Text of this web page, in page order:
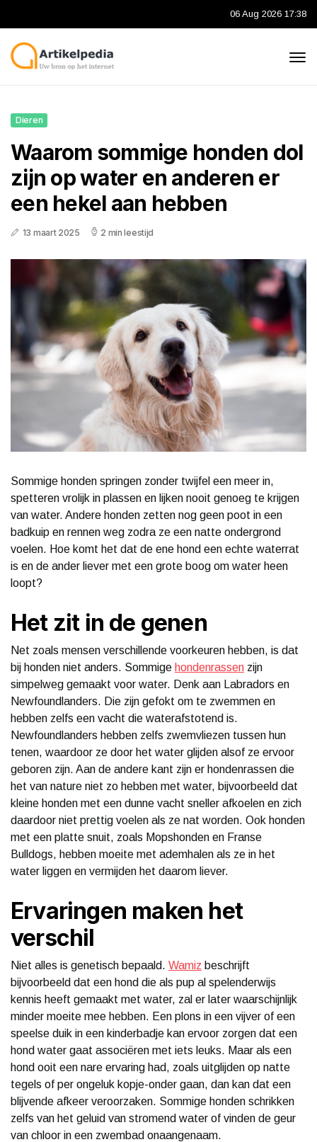
06 Aug 2026 17:38
Dieren
Waarom sommige honden dol
zijn op water en anderen er
een hekel aan hebben
13 maart 2025 2 min leestijd
Sommige honden springen zonder twijfel een meer in,
spetteren vrolijk in plassen en lijken nooit genoeg te krijgen
van water. Andere honden zetten nog geen poot in een
badkuip en rennen weg zodra ze een natte ondergrond
voelen. Hoe komt het dat de ene hond een echte waterrat
is en de ander liever met een grote boog om water heen
loopt?
Het zit in de genen
Net zoals mensen verschillende voorkeuren hebben, is dat
bij honden niet anders. Sommige hondenrassen zijn
simpelweg gemaakt voor water. Denk aan Labradors en
Newfoundlanders. Die zijn gefokt om te zwemmen en
hebben zelfs een vacht die waterafstotend is.
Newfoundlanders hebben zelfs zwemvliezen tussen hun
tenen, waardoor ze door het water glijden alsof ze ervoor
geboren zijn. Aan de andere kant zijn er hondenrassen die
het van nature niet zo hebben met water, bijvoorbeeld dat
kleine honden met een dunne vacht sneller afkoelen en zich
daardoor niet prettig voelen als ze nat worden. Ook honden
met een platte snuit, zoals Mopshonden en Franse
Bulldogs, hebben moeite met ademhalen als ze in het
water liggen en vermijden het daarom liever.
Ervaringen maken het
verschil
Niet alles is genetisch bepaald. Wamiz beschrijft
bijvoorbeeld dat een hond die als pup al spelenderwijs
kennis heeft gemaakt met water, zal er later waarschijnlijk
minder moeite mee hebben. Een plons in een vijver of een
speelse duik in een kinderbadje kan ervoor zorgen dat een
hond water gaat associëren met iets leuks. Maar als een
hond ooit een nare ervaring had, zoals uitglijden op natte
tegels of per ongeluk kopje-onder gaan, dan kan dat een
blijvende afkeer veroorzaken. Sommige honden schrikken
zelfs van het geluid van stromend water of vinden de geur
van chloor in een zwembad onaangenaam.